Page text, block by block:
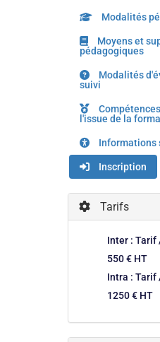
Modalités
Moyens et
pédagogiques
Modalités
suivi
l'issue de la
Informations
Inscription
Tarifs
Inter : Tarif
550 € HT
Intra : Tarif
1250 € HT